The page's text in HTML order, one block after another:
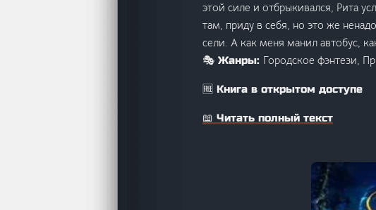
этой силе и отбрыкивался, Рита
там, приду в себя, но это же
сели. А как меня манил автобус,
🎭 Жанры: Городское фэнтези,
🆓 Книга в открытом доступе
📖 Читать полный текст